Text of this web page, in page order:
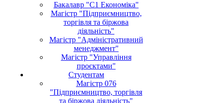
Бакалавр "С1 Економіка"
Магістр "Підприємництво,
торгівля та біржова
діяльність"
Магістр "Адміністративний
менеджмент"
Магістр "Управління
проєктами"
Студентам
Магістр 076
"Підприємництво, торгівля
та біржова діяльність"